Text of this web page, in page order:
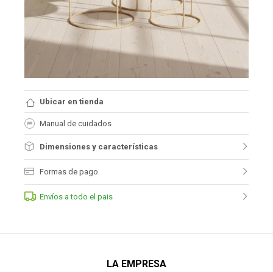
Ubicar en tienda
Manual de cuidados
Dimensiones y características
Formas de pago
Envíos a todo el pais
LA EMPRESA